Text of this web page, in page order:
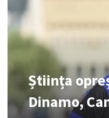
Știința
Dinamo,